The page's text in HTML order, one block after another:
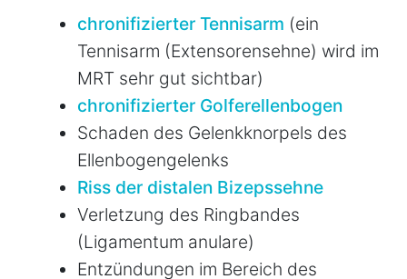
chronifizierter Tennisarm (ein
Tennisarm (Extensorensehne) wird im
MRT sehr gut sichtbar)
chronifizierter Golferellenbogen
Schaden des Gelenkknorpels des
Ellenbogengelenks
Riss der distalen Bizepssehne
Verletzung des Ringbandes
(Ligamentum anulare)
Entzündungen im Bereich des